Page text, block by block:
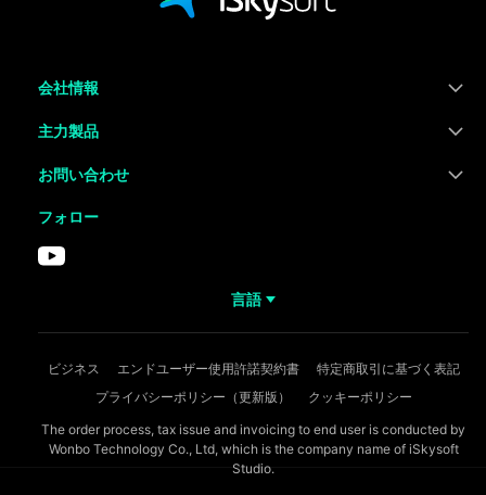
会社情報
主力製品
お問い合わせ
フォロー
言語
ビジネス エンドユーザー使用許諾契約書
特定商取引に基づく表記
プライバシーポリシー（更新版）
クッキーポリシー
The order process, tax issue and invoicing to end user is conducted by
Wonbo Technology Co., Ltd, which is the company name of iSkysoft
Studio.